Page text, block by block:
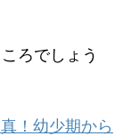
ろでしょう
！幼少期から